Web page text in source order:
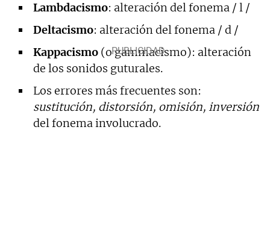
Lambdacismo: alteración del fonema / l /
Deltacismo: alteración del fonema / d /
Kappacismo (o gammacismo): alteración
de los sonidos guturales.
Los errores más frecuentes son:
sustitución, distorsión, omisión, inversión
del fonema involucrado.